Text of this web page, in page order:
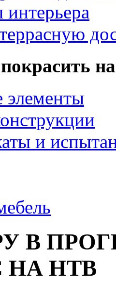
на
элементы
и
В
НА НТВ